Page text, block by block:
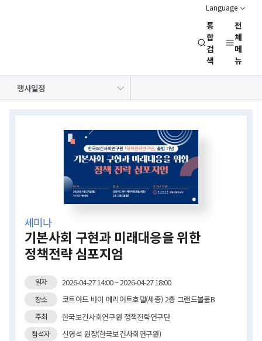
Language
문
사
통
합
검
색
전
체
메
뉴
행사일정
세미나
기본사회 구현과 미래대응을 위한
정책전략 심포지엄
일자 2026-04-27 14:00 ~ 2026-04-27 18:00
장소 코트야드 바이 메리어트호텔(세종) 2층 그랜드볼룸B
주최 한국보건사회연구원 정책전략연구단
참석자
신영석 원장(한국보건사회연구원)